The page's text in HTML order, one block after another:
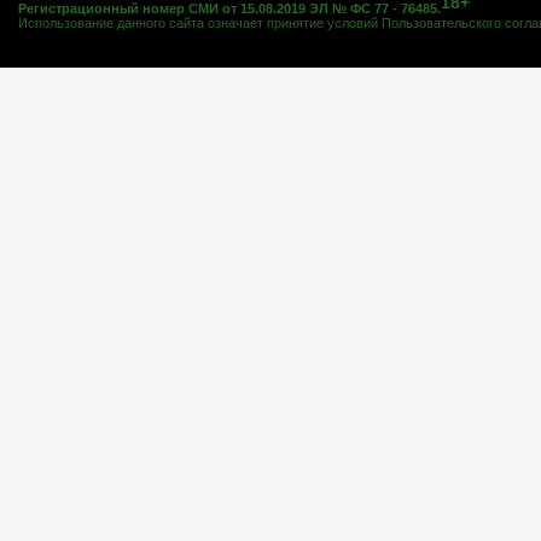
Регистрационный номер СМИ от 15.08.2019 ЭЛ № ФС 77 - 76485.
Использование данного сайта означает принятие условий Пользовательского